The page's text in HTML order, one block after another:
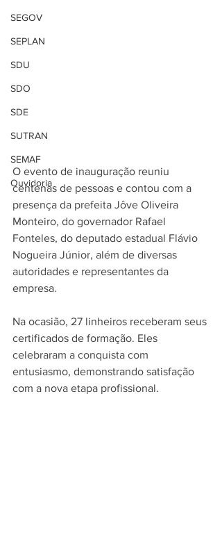
SEGOV
SEPLAN
SDU
SDO
SDE
SUTRAN
SEMAF
Ouvidoria
O evento de inauguração reuniu
centenas de pessoas e contou com a
presença da prefeita Jôve Oliveira
Monteiro, do governador Rafael
Fonteles, do deputado estadual Flávio
Nogueira Júnior, além de diversas
autoridades e representantes da
empresa.
Na ocasião, 27 linheiros receberam seus
certificados de formação. Eles
celebraram a conquista com
entusiasmo, demonstrando satisfação
com a nova etapa profissional.